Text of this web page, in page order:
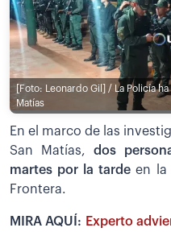
[Foto: Leonardo Gil] / La Policía
Matías
En el marco de las
San Matías, dos
martes por la tarde en la
Frontera.
MIRA AQUÍ: Experto